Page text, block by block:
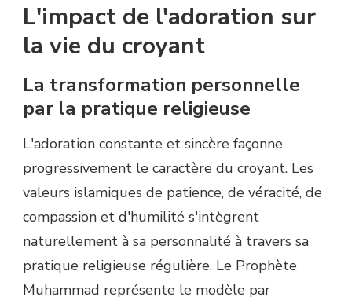
L'impact de l'adoration sur
la vie du croyant
La transformation personnelle
par la pratique religieuse
L'adoration constante et sincère façonne
progressivement le caractère du croyant. Les
valeurs islamiques de patience, de véracité, de
compassion et d'humilité s'intègrent
naturellement à sa personnalité à travers sa
pratique religieuse régulière. Le Prophète
Muhammad représente le modèle par